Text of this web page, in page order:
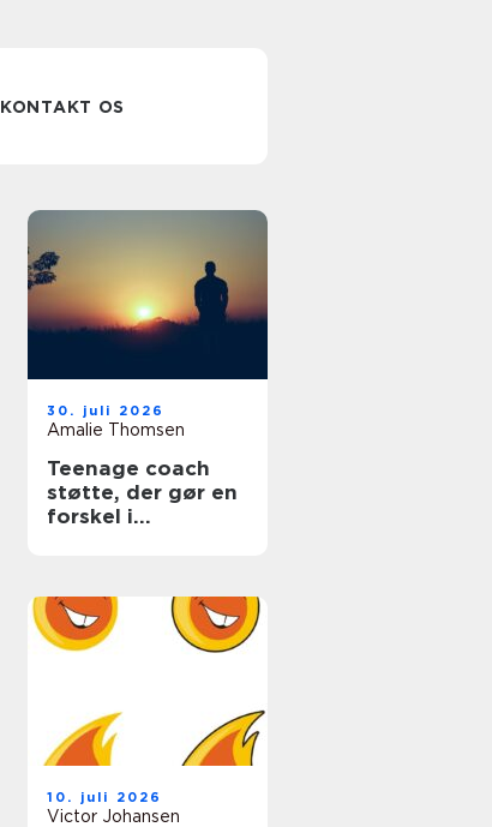
KONTAKT OS
30. juli 2026
Amalie Thomsen
Teenage coach
støtte, der gør en
forskel i
10. juli 2026
Victor Johansen